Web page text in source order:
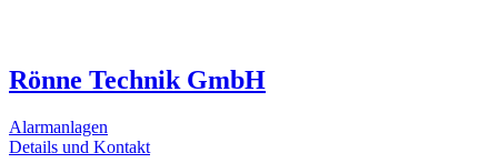
Rönne Technik GmbH
Alarmanlagen
Details und Kontakt